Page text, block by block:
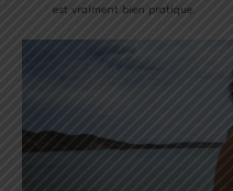
est vraiment bien pratique.